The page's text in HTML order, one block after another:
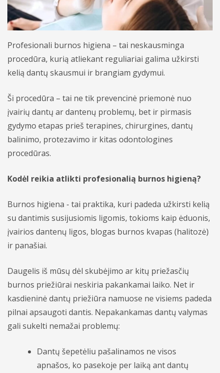
Vidaus tvarkos taisyklės
Asmens duomenų apsaugos politika
Kita informacija
Bendrosios praktikos gydytojai odontologai
Psichikos sveikatos centras - gydytojai
Vaikų ir nėščiųjų - gydytojai
Profilaktiniai sveikatos patikrinimai
Procedūros
Kitos paslaugos
Profesionali burnos higiena – tai neskausminga
procedūra, kurią atliekant reguliariai galima užkirsti
kelią dantų skausmui ir brangiam gydymui.
Ši procedūra – tai ne tik prevencinė priemonė nuo
įvairių dantų ar dantenų problemų, bet ir pirmasis
gydymo etapas prieš terapines, chirurgines, dantų
balinimo, protezavimo ir kitas odontologines
procedūras.
Kodėl reikia atlikti profesionalią burnos higieną?
Burnos higiena - tai praktika, kuri padeda užkirsti kelią
su dantimis susijusiomis ligomis, tokioms kaip ėduonis,
įvairios dantenų ligos, blogas burnos kvapas (halitozė)
ir panašiai.
Daugelis iš mūsų dėl skubėjimo ar kitų priežasčių
burnos priežiūrai neskiria pakankamai laiko. Net ir
kasdieninė dantų priežiūra namuose ne visiems padeda
pilnai apsaugoti dantis. Nepakankamas dantų valymas
gali sukelti nemažai problemų:
Dantų šepetėliu pašalinamos ne visos
apnašos, ko pasekoje per laiką ant dantų